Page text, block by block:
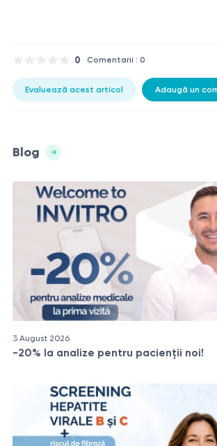
0 Comentarii : 0
Evaluează acest articol Adaugă un
Blog
3 August 2026
-20% la analize pentru pacienții noi!